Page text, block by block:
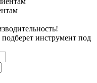
инструмент под